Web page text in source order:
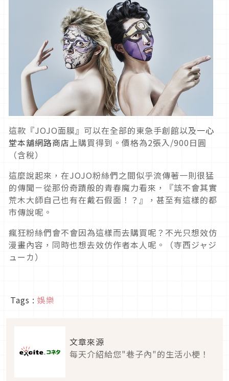
這款『JOJO面膜』可以在全部的東急手創館以及一心
堂本舖網路商店 上購買得到。價格為2張入/900日圓
（含稅）
這麼說起來，在JOJO粉絲們之間似乎流傳著一則很猛
的傳聞－從那份奇蹟般的青春魔力看來，『該不會其實
荒木大師自己也有在戴石假面！？』，甚至有這樣的都
市傳說呢。
瘋狂粉絲們會不會因為這樣而去購買呢？不光只想效仿
漫畫內容，同時也想去效仿作者本人呢。（寺西ジャジ
ューカ）
Tags : 娛樂
文章來源
每天介紹給您"巷子內"的生活小梗！